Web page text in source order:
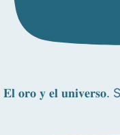
𝐄𝐥 𝐨𝐫𝐨 𝐲 𝐞𝐥